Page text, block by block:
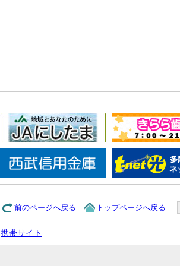
前のページへ戻る トップページへ戻る
携帯サイト